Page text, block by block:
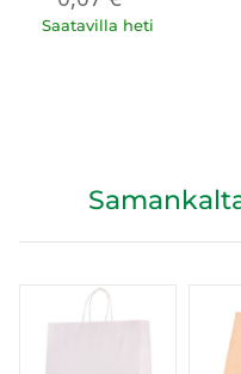
Saatavilla heti